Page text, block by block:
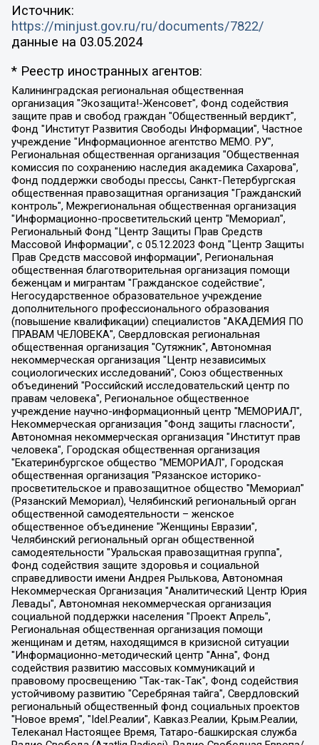
Источник:
https://minjust.gov.ru/ru/documents/7822/
данные на 03.05.2024
* Реестр иностранных агентов:
Калининградская региональная общественная организация "Экозащита!-Женсовет", Фонд содействия защите прав и свобод граждан "Общественный вердикт", Фонд "Институт Развития Свободы Информации", Частное учреждение "Информационное агентство МЕМО. РУ", Региональная общественная организация "Общественная комиссия по сохранению наследия академика Сахарова", Фонд поддержки свободы прессы, Санкт-Петербургская общественная правозащитная организация "Гражданский контроль", Межрегиональная общественная организация "Информационно-просветительский центр "Мемориал", Региональный Фонд "Центр Защиты Прав Средств Массовой Информации", с 05.12.2023 Фонд "Центр Защиты Прав Средств массовой информации", Региональная общественная благотворительная организация помощи беженцам и мигрантам "Гражданское содействие", Негосударственное образовательное учреждение дополнительного профессионального образования (повышение квалификации) специалистов "АКАДЕМИЯ ПО ПРАВАМ ЧЕЛОВЕКА", Свердловская региональная общественная организация "Сутяжник", Автономная некоммерческая организация "Центр независимых социологических исследований", Союз общественных объединений "Российский исследовательский центр по правам человека", Региональное общественное учреждение научно-информационный центр "МЕМОРИАЛ", Некоммерческая организация "Фонд защиты гласности", Автономная некоммерческая организация "Институт прав человека", Городская общественная организация "Екатеринбургское общество "МЕМОРИАЛ", Городская общественная организация "Рязанское историко-просветительское и правозащитное общество "Мемориал" (Рязанский Мемориал), Челябинский региональный орган общественной самодеятельности – женское общественное объединение "Женщины Евразии", Челябинский региональный орган общественной самодеятельности "Уральская правозащитная группа", Фонд содействия защите здоровья и социальной справедливости имени Андрея Рылькова, Автономная Некоммерческая Организация "Аналитический Центр Юрия Левады", Автономная некоммерческая организация социальной поддержки населения "Проект Апрель", Региональная общественная организация помощи женщинам и детям, находящимся в кризисной ситуации "Информационно-методический центр "Анна", Фонд содействия развитию массовых коммуникаций и правовому просвещению "Так-так-Так", Фонд содействия устойчивому развитию "Серебряная тайга", Свердловский региональный общественный фонд социальных проектов "Новое время", "Idel.Реалии", Кавказ.Реалии, Крым.Реалии, Телеканал Настоящее Время, Татаро-башкирская служба Радио Свобода (Azatliq Radiosi), Радио Свободная Европа/Радио Свобода (PCE/PC), "Сибирь.Реалии", "Фактограф", Благотворительный фонд помощи осужденным и их семьям, Автономная некоммерческая организация "Институт глобализации и социальных движений", Фонд "В защиту прав заключенных", Частное учреждение "Центр поддержки и содействия развитию средств массовой информации", Пензенский региональный общественный благотворительный фонд "Гражданский союз", "Север.Реалии", Некоммерческая организация Фонд "Правовая инициатива", Общество с ограниченной ответственностью "Радио Свободная Европа/Радио Свобода", Чешское информационное агентство "MEDIUM-ORIENT", Красноярская региональная общественная организация "Мы против СПИДа", Камалягин Денис Николаевич, Маркелов Сергей Евгеньевич, Пономарев Лев Александрович, Савицкая Людмила Алексеевна, Автономная некоммерческая организация "Центр по работе с проблемой насилия "НАСИЛИЮ.НЕТ", Межрегиональный профессиональный союз работников здравоохранения "Альянс врачей", Юридическое лицо, зарегистрированное в Латвийской Республике, SIA "Medusa Project" (регистрационный номер 40103797863, дата регистрации 10.06.2014), Некоммерческая организация "Фонд по борьбе с коррупцией", Автономная некоммерческая организация "Институт права и публичной политики", Баданин Роман Сергеевич, Гликин Максим Александрович, Железнова Мария Михайловна, Лукьянова Юлия Сергеевна, Маетная Елизавета Витальевна, Маняхин Петр Борисович, Чуракова Ольга Владимировна, Ярош Юлия Петровна, Юридическое лицо "The Insider SIA", зарегистрированное в Риге, Латвийская Республика (дата регистрации 26.06.2015), являющееся администратором доменного имени интернет-издания "The Insider SIA", https://theins.ru, Постернак Алексей Евгеньевич, Рубин Михаил Аркадьевич, Анин Роман Александрович, Юридическое лицо Istories fonds, зарегистрированное в Латвийской Республике (регистрационный номер 50008295751, дата регистрации 24.02.2020), Великовский Дмитрий Александрович, Долинина Ирина Николаевна, Мароховская Алеся Алексеевна, Шлейнов Роман Юрьевич, Шмагун Олеся Валентиновна, Общество с ограниченной ответственностью "Альтаир 2021", Общество с ограниченной ответственностью "Вега 2021", Общество с ограниченной ответственностью "Главный редактор 2021", Общество с ограниченной ответственностью "Ромашки монолит", Важенков Артем Валерьевич, Ивановская областная общественная организация "Центр гендерных исследований", Гурман Юрий Альбертович, Медиапроект "ОВД-Инфо", Егоров Владимир Владимирович, Жилинский Владимир Александрович, Общество с ограниченной ответственностью "ЗП", Иванова София Юрьевна, Карезина Инна Павловна, Кильтау Екатерина Викторовна, Петров Алексей Викторович, Пискунов Сергей Евгеньевич, Смирнов Сергей Сергеевич, Тихонов Михаил Сергеевич, Общество с ограниченной ответственностью "ЖУРНАЛИСТ-ИНОСТРАННЫЙ АГЕНТ", Арапова Галина Юрьевна, Вольтская Татьяна Анатольевна, Американская компания "Mason G.E.S. Anonymous Foundation" (США), являющаяся владельцем интернет-издания https://mnews.world/, Компания "Stichting Bellingcat", зарегистрированная в Нидерландах (дата регистрации 11.07.2018), Захаров Андрей Вячеславович, Клепиковская Екатерина Дмитриевна, Общество с ограниченной ответственностью "МЕМО", Перл Роман Александрович, Симонов Евгений Алексеевич, Соловьева Елена Анатольевна, Сотников Даниил Владимирович, Сурначева Елизавета Дмитриевна, Автономная некоммерческая организация по защите прав человека и информированию населения "Якутия – Наше Мнение", Общество с ограниченной ответственностью "Москоу диджитал медиа", с 26.01.2023 Общество с ограниченной ответственностью "Чайка Белые сады", Ветошкина Валерия Валерьевна, Заговора Максим Александрович, Межрегиональное общественное движение "Российская ЛГБТ - сеть", Оленичев Максим Владимирович, Павлов Иван Юрьевич, Скворцова Елена Сергеевна, Общество с ограниченной ответственностью "Как бы инагент", Кочетков Игорь Викторович, Общество с ограниченной ответственностью "Честные выборы", Еланчик Олег Александрович, Общество с ограниченной ответственностью "Нобелевский призыв", Гималова Регина Эмилевна, Григорьев Андрей Валерьевич, Григорьева Алина Александровна, Ассоциация по содействию защите прав призывников, альтернативнослужащих и военнослужащих "Правозащитная группа "Гражданин.Армия.Право", Хисамова Регина Фаритовна, Автономная некоммерческая организация по реализации социально-правовых программ "Лилит", Дальневосточное общественное движение "Маяк", Санкт-Петербургская ЛГБТ-инициативная группа "Выход", Инициативная группа ЛГБТ+ "Реверс", Алексеев Андрей Викторович, Бекбулатова Таисия Львовна, Беляев Иван Михайлович, Владыкина Елена Сергеевна, Гельман Марат Александрович, Никульшина Вероника Юрьевна, Толоконникова Надежда Андреевна, Шендерович Виктор Анатольевич, Общество с ограниченной ответственностью "Данное сообщение", Общество с ограниченной ответственностью Издательский дом "Новая глава", Айнбиндер Александра Александровна, Московский комьюнити-центр для ЛГБТ+инициатив, Благотворительный фонд развития филантропии, Deutsche Welle (Германия, Kurt-Schumacher-Strasse 3, 53113 Bonn), Борзунова Мария Михайловна, Воробьев Виктор Викторович, Голубева Анна Львовна, Константинова Алла Михайловна, Малкова Ирина Владимировна, Мурадов Мурад Абдулгалимович, Осетинская Елизавета Николаевна, Понасенков Евгений Николаевич, Ганапольский Матвей Юрьевич, Киселев Евгений Алексеевич, Борухович Ирина Григорьевна, Дремин Иван Тимофеевич, Дубровский Дмитрий Викторович, Красноярская региональная общественная организация поддержки и развития альтернативных образовательных технологий и межкультурных коммуникаций "ИНТЕРРА", Маяковская Екатерина Алексеевна, Фейгин Марк Захарович, Филимонов Андрей Викторович, Дзугкоева Регина Николаевна, Доброхотов Роман Александрович, Дудь Юрий Александрович, Елкин Сергей Владимирович, Кругликов Кирилл Игоревич, Сабунаева Мария Леонидовна, Семенов Алексей Владимирович, Шаинян Карен Багратович, Шульман Екатерина Михайловна, Асафьев Артур Валерьевич, Вахштайн Виктор Семенович, Венедиктов Алексей Алексеевич, Лушникова Екатерина Евгеньевна, Волков Леонид Михайлович, Невзоров Александр Глебович, Пархоменко Сергей Борисович, Сироткин Ярослав Николаевич, Кара-Мурза Владимир Владимирович, Баранова Наталья Владимировна, Гозман Леонид Яковлевич, Кагарлицкий Борис Юльевич, Климарев Михаил Валерьевич, Милов Владимир Станиславович, Автономная некоммерческая организация Краснодарский центр современного искусства "Типография", Моргенштерн Алишер Тагирович, Соболь Любовь Эдуардовна, Общество с ограниченной ответственностью "ЛИЗА НОРМ", Каспаров Гарри Кимович, Ходорковский Михаил Борисович, Общество с ограниченной ответственностью "Апрельские тезисы", Данилович Ирина Брониславовна, Кашин Олег Владимирович, Петров Николай Владимирович, Пивоваров Алексей Владимирович, Соколов Михаил Владимирович, Цветкова Юлия Владимировна, Чичваркин Евгений Александрович, Комитет против пыток/Команда против пыток, Общество с ограниченной ответственностью "Первый научный", Общество с ограниченной ответственностью "Вертолет и ко", Белоцерковская Вероника Борисовна, Кац Максим Евгеньевич, Лазарева Татьяна Юрьевна, Шаведдинов Руслан Табризович, Яшин Илья Валерьевич, Общество с ограниченной ответственностью "Иноагент ААВ", Алешковский Дмитрий Петрович, Альбац Евгения Марковна, Быков Дмитрий Львович, Галямина Юлия Евгеньевна, Лойко Сергей Леонидович, Мартынов Кирилл Константинович, Медведев Сергей Александрович, Крашенинников Федор Геннадиевич, Гордеева Катерина Вл